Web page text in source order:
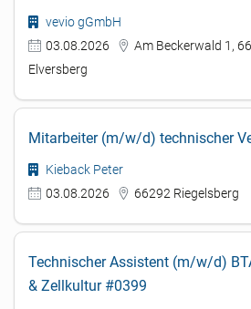
vevio gGmbH
03.08.2026
Am Beckerwald 1,
Elversberg
Mitarbeiter (m/w/d) technischer
Kieback Peter
03.08.2026
66292 Riegelsberg
Technischer Assistent (m/w/d)
& Zellkultur #0399